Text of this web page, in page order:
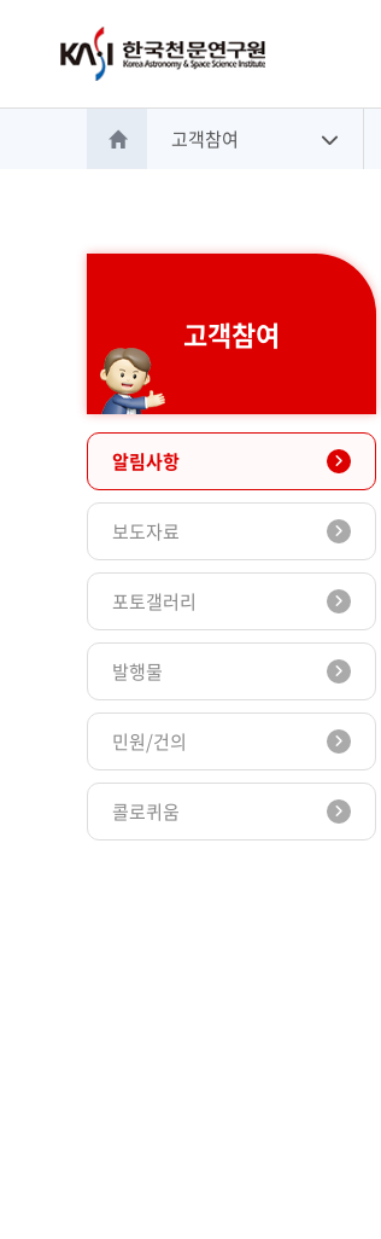
홈으로 이동
고객참여
고객참여
알림사항
보도자료
포토갤러리
발행물
민원/건의
콜로퀴움